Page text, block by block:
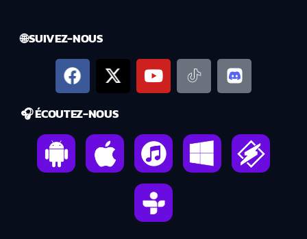
🌐 SUIVEZ-NOUS
🎧 ÉCOUTEZ-NOUS